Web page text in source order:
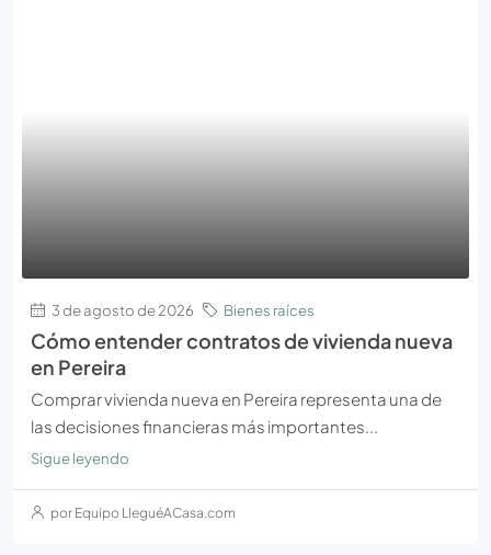
3 de agosto de 2026 Bienes raíces
Cómo entender contratos de vivienda nueva
en Pereira
Comprar vivienda nueva en Pereira representa una de
las decisiones financieras más importantes...
Sigue leyendo
por Equipo LleguéACasa.com